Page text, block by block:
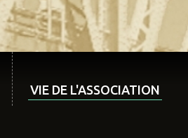
VIE DE L'ASSOCIATION